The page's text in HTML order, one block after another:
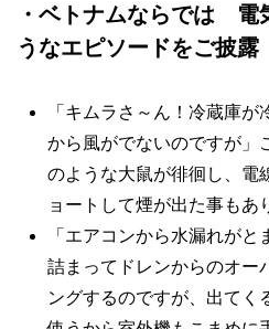
・ベトナムならでは 電
うなエピソードをご披露
「キムラさ～ん！冷蔵庫
から風がでないのですが」
のような大鼠が徘徊し、電
ョートして煙が出た事もあ
「エアコンから水漏れが
詰まってドレンからのオー
ングするのですが、出てく